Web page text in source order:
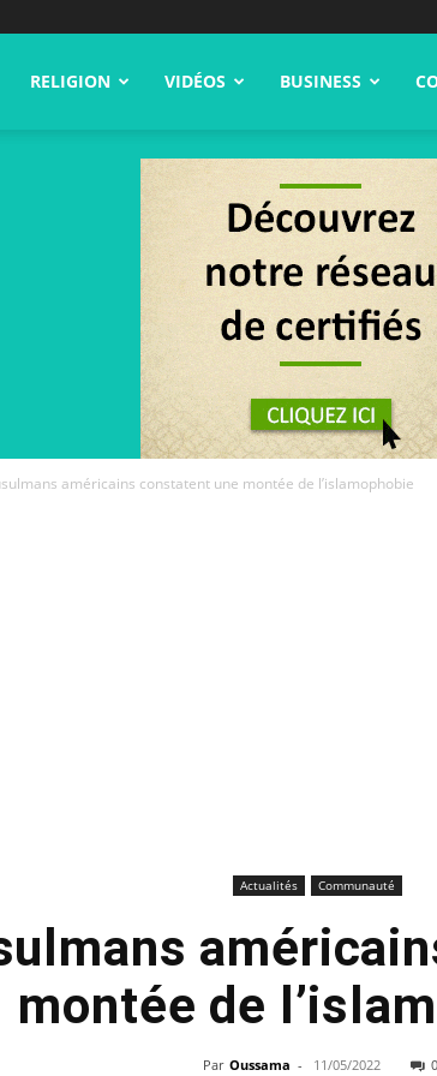
RELIGION VIDÉOS BUSINESS
américains constatent une montée de l’islamophobie
Actualités Communauté
montée de
Par Oussama - 11/05/2022 0